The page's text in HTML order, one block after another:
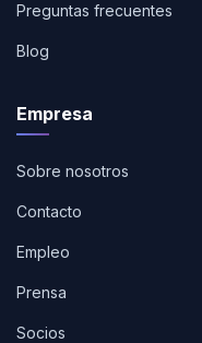
Preguntas frecuentes
Blog
Empresa
Sobre nosotros
Contacto
Empleo
Prensa
Socios